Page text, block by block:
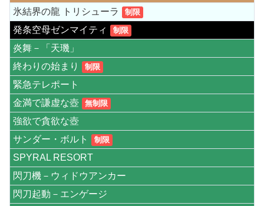
氷結界の龍 トリシューラ
制限
発条空母ゼンマイティ 制限
炎舞－「天璣」
終わりの始まり
制限
緊急テレポート
金満で謙虚な壺
無制限
強欲で貪欲な壺
サンダー・ボルト
制限
SPYRAL RESORT
閃刀機－ウィドウアンカー
閃刀起動－エンゲージ